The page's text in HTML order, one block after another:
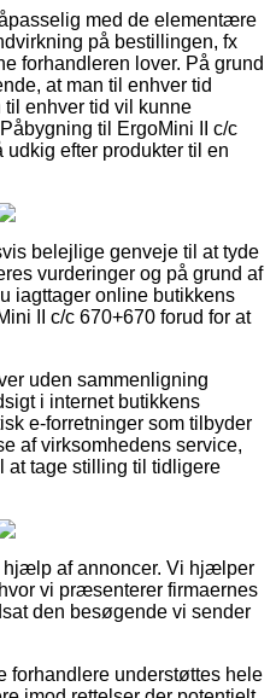
med de elementære
på bestillingen, fx
forhandleren lover. På grund
at man til enhver tid
til enhver tid vil kunne
til ErgoMini II c/c
efter produkter til en
belejlige genveje til at tyde
vurderinger og på grund af
iagttager online butikkens
II c/c 670+670 forud for at
uden sammenligning
i internet butikkens
e-forretninger som tilbyder
af virksomhedens service,
at tage stilling til tidligere
hjælp af annoncer. Vi hjælper
vi præsenterer firmaernes
den besøgende vi sender
forhandlere understøttes hele